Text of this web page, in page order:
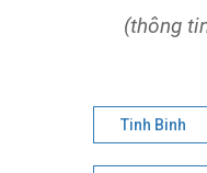
(thông
Tinh Binh